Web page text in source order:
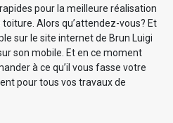
pour la meilleure réalisation
Alors qu’attendez-vous? Et
sur le site internet de Brun Luigi
son mobile. Et en ce moment
à ce qu’il vous fasse votre
pour tous vos travaux de